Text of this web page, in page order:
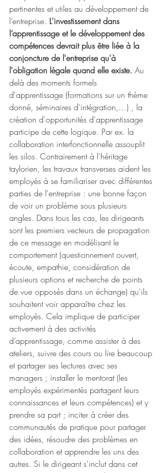
pertinentes et utiles au développement de
l’entreprise. L'investissement dans
l’apprentissage et le développement des
compétences devrait plus être liée à la
conjoncture de l'entreprise qu'à
l'obligation légale quand elle existe. Au
delà des moments formels
d'apprentissage (formations sur un thème
donné, séminaires d'intégration,…) , la
création d'opportunités d'apprentissage
participe de cette logique. Par ex. la
collaboration interfonctionnelle assouplit
les silos. Contrairement à l'héritage
taylorien, les travaux transverses aident les
employés à se familiariser avec différentes
parties de l'entreprise : une bonne façon
de voir un problème sous plusieurs
angles. Dans tous les cas, les dirigeants
sont les premiers vecteurs de propagation
de ce message en modélisant le
comportement (questionnement ouvert,
écoute, empathie, considération de
plusieurs options et recherche de points
de vue opposés dans un échange) qu'ils
souhaitent voir apparaître chez les
employés. Cela implique de participer
activement à des activités
d’apprentissage, comme assister à des
ateliers, suivre des cours ou lire beaucoup
et partager ses lectures avec ses
managers ; installer le mentorat (les
employés expérimentés partagent leurs
connaissances et leurs compétences) et y
prendre sa part ; inciter à créer des
communautés de pratique pour partager
des idées, résoudre des problèmes en
collaboration et apprendre les uns des
autres. Si le dirigeant s'inclut dans cet